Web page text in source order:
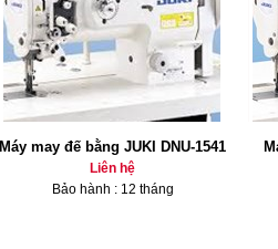
Máy may đế bằng JUKI DNU-1541
Liên hệ
Bảo hành : 12 tháng